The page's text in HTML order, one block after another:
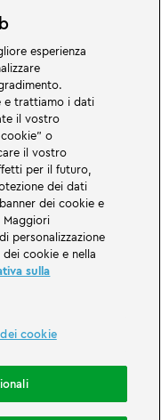
del parco divertimenti e
attrazioni e
è un parco a tema per
i 12 anni. Il parco
LEGOLAND Deutschland è
e uno dei più
tema offre un'esperienza
Oltre al parco a tema, il
turistico con varie
the Minifigure,
are trademarks of
esperienza
e trattiamo i dati
il vostro
o
il vostro
per il futuro,
dei dati
dei cookie e
Maggiori
personalizzazione
cookie e nella
sulla
cookie